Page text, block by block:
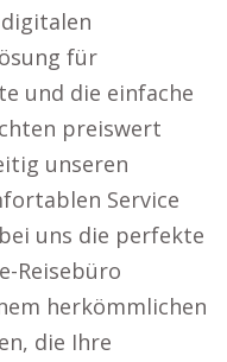
für
und die einfache
preiswert
unseren
Service
uns die perfekte
Reisebüro
herkömmlichen
die Ihre